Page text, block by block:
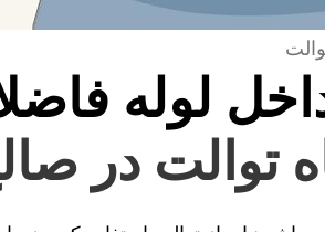
لوله
توالت در